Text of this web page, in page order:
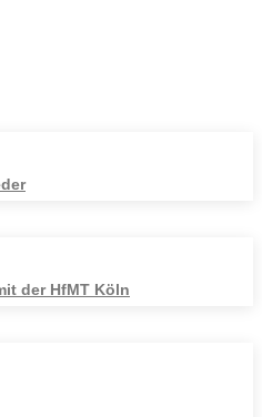
der HfMT Köln